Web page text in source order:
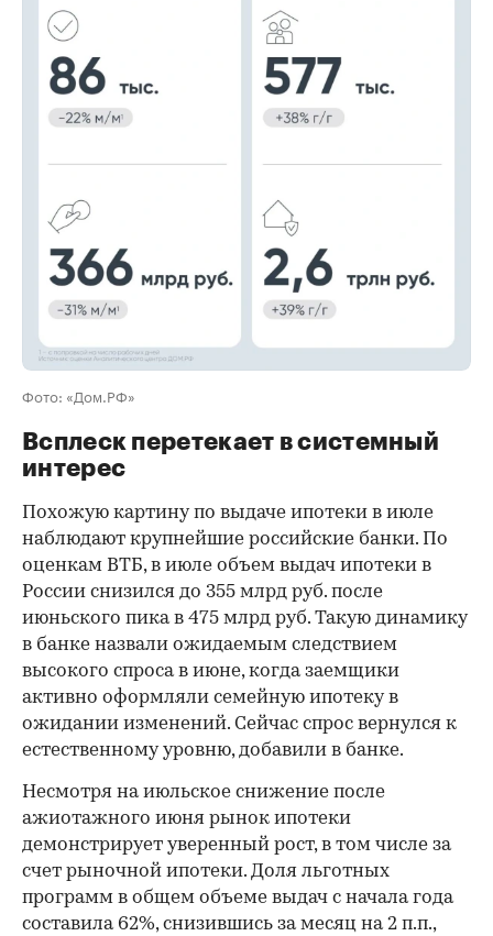
Фото: «Дом.РФ»
Всплеск перетекает в системный
интерес
Похожую картину по выдаче ипотеки в июле
наблюдают крупнейшие российские банки. По
оценкам ВТБ, в июле объем выдач ипотеки в
России снизился до 355 млрд руб. после
июньского пика в 475 млрд руб. Такую динамику
в банке назвали ожидаемым следствием
высокого спроса в июне, когда заемщики
активно оформляли семейную ипотеку в
ожидании изменений. Сейчас спрос вернулся к
естественному уровню, добавили в банке.
Несмотря на июльское снижение после
ажиотажного июня рынок ипотеки
демонстрирует уверенный рост, в том числе за
счет рыночной ипотеки. Доля льготных
программ в общем объеме выдач с начала года
составила 62%, снизившись за месяц на 2 п.п.,